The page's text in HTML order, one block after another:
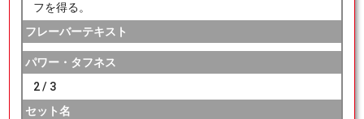
フを得る。
フレーバーテキスト
パワー・タフネス
2 / 3
セット名